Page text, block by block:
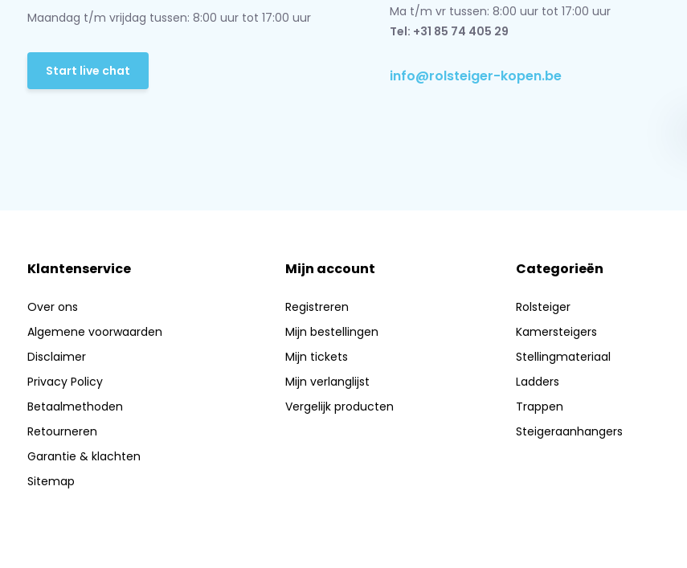
Maandag t/m vrijdag tussen: 8:00 uur tot 17:00 uur
Start live chat
Ma t/m vr tussen: 8:00 uur tot 17:00 uur
Tel: +31 85 74 405 29
info@rolsteiger-kopen.be
Klantenservice
Over ons
Algemene voorwaarden
Disclaimer
Privacy Policy
Betaalmethoden
Retourneren
Garantie & klachten
Sitemap
Mijn account
Registreren
Mijn bestellingen
Mijn tickets
Mijn verlanglijst
Vergelijk producten
Categorieën
Rolsteiger
Kamersteigers
Stellingmateriaal
Ladders
Trappen
Steigeraanhangers